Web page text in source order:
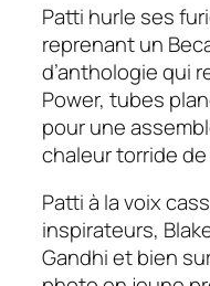
Patti hurle ses
reprenant un
d’anthologie qui
Power, tubes
pour une
chaleur torride de
Patti à la voix
inspirateurs,
Gandhi et bien